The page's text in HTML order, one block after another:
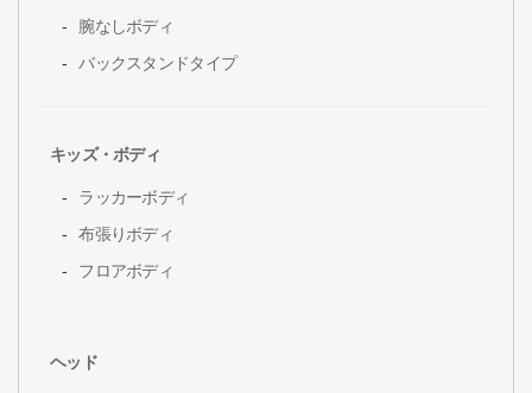
腕なしボディ
バックスタンドタイプ
キッズ・ボディ
ラッカーボディ
布張りボディ
フロアボディ
ヘッド